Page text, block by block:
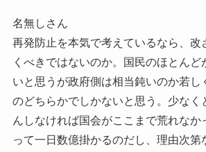
名無しさん
再発防止を本気で考えているなら、改
くべきではないのか。国民のほとんど
いと思うが政府側は相当鈍いのか若し
のどちらかでしかないと思う。少なく
んしなければ国会がここまで荒れなか
って一日数億掛かるのだし、理由次第